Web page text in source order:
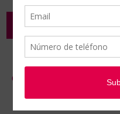
Inicio /
COLLAR PENTAGRAMA